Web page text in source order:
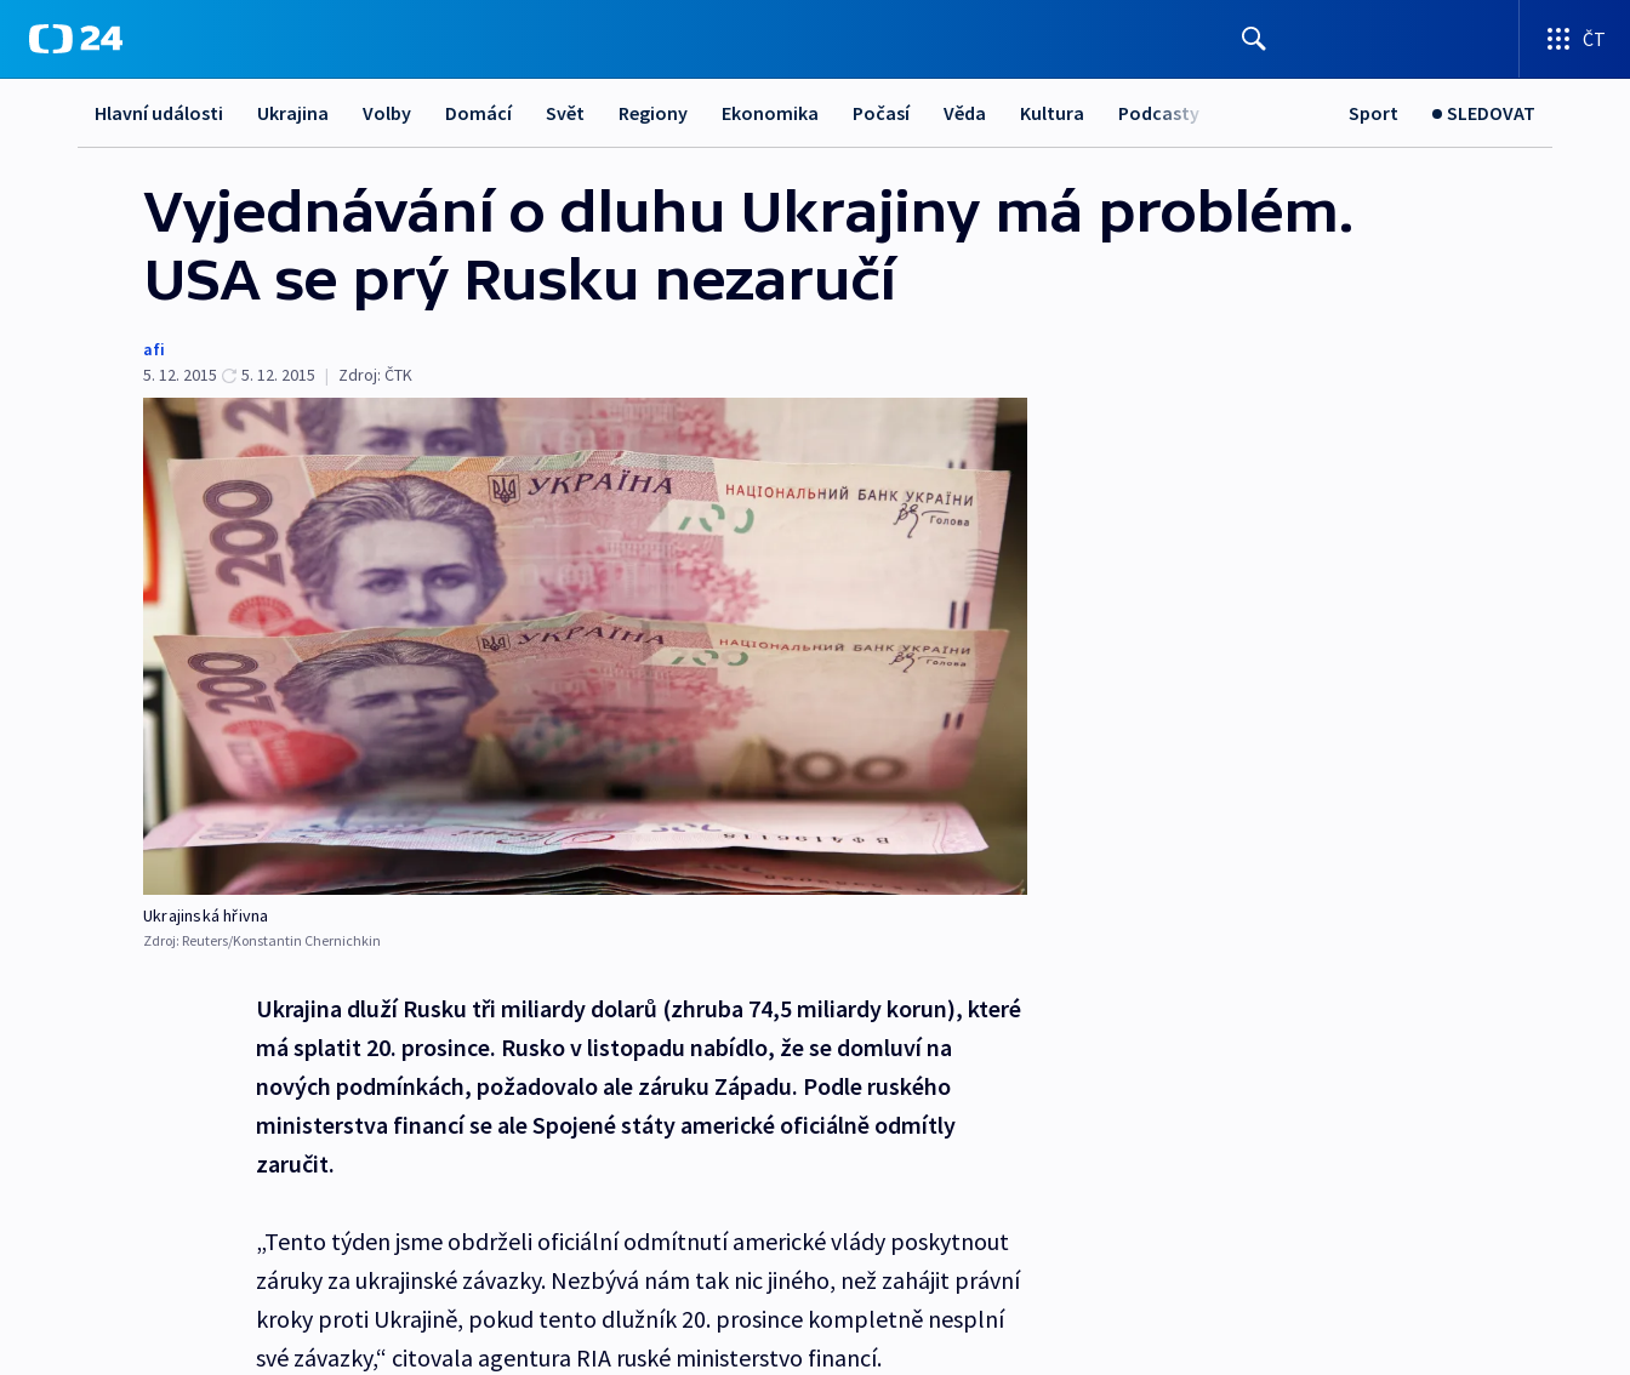
ČT
Hlavní události Ukrajina Volby Domácí Svět Regiony Ekonomika Počasí Věda Kultura Podcasty Sport SLEDOVAT
Vyjednávání o dluhu Ukrajiny má problém.
USA se prý Rusku nezaručí
afi
5. 12. 2015
5. 12. 2015 | Zdroj: ČTK
Ukrajinská hřivna
Zdroj: Reuters/Konstantin Chernichkin
Ukrajina dluží Rusku tři miliardy dolarů (zhruba 74,5 miliardy korun), které
má splatit 20. prosince. Rusko v listopadu nabídlo, že se domluví na
nových podmínkách, požadovalo ale záruku Západu. Podle ruského
ministerstva financí se ale Spojené státy americké oficiálně odmítly
zaručit.
„Tento týden jsme obdrželi oficiální odmítnutí americké vlády poskytnout
záruky za ukrajinské závazky. Nezbývá nám tak nic jiného, než zahájit právní
kroky proti Ukrajině, pokud tento dlužník 20. prosince kompletně nesplní
své závazky,“ citovala agentura RIA ruské ministerstvo financí.